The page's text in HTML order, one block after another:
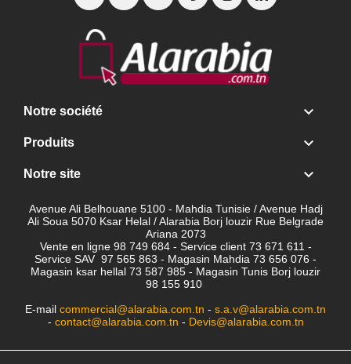
Notre société 
Produits 
Notre site 
Avenue Ali Belhouane 5100 - Mahdia Tunisie / Avenue Hadj
Ali Soua 5070 Ksar Helal / Alarabia Borj louzir Rue Belgrade
Ariana 2073
Vente en ligne 98 749 684 - Service client 73 671 611 -
Service SAV 97 565 863 - Magasin Mahdia 73 656 076 -
Magasin ksar hellal 73 587 985 - Magasin Tunis Borj louzir
98 155 910
E-mail commercial@alarabia.com.tn - s.a.v@alarabia.com.tn
- contact@alarabia.com.tn - Devis@alarabia.com.tn